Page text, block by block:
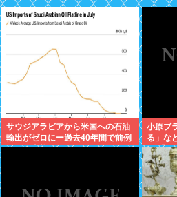
サウジアラビアから米国への石油
輸出がゼロにー過去40年間で前例
のない事態
小原ブ
る」な
リ 「じ
て家で